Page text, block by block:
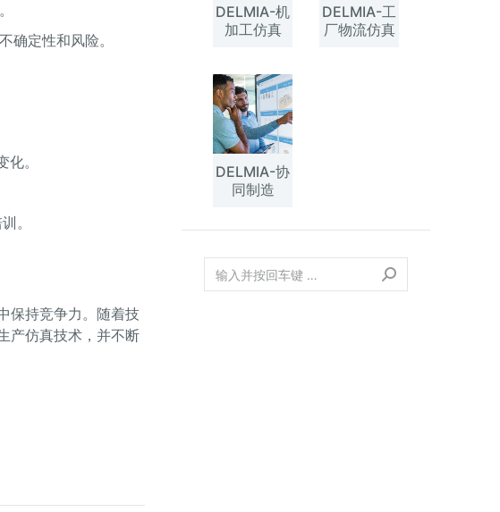
确定性和风险。
。
。
保持竞争力。随着技
产仿真技术，并不断
DELMIA-机
加工仿真
DELMIA-工
厂物流仿真
DELMIA-协
同制造